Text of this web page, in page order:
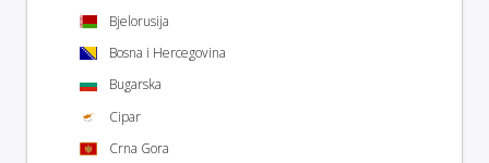
Bjelorusija
Bosna i Hercegovina
Bugarska
Cipar
Crna Gora